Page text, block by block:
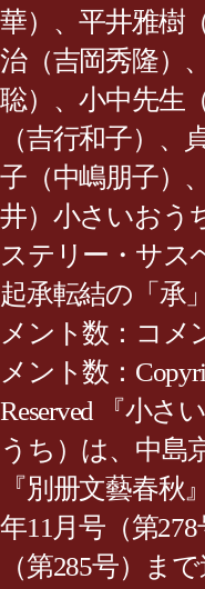
華）、平井雅樹
治（吉岡秀隆）
聡）、小中先生
（吉行和子）、
子（中嶋朋子）
井）小さいおう
ステリー・サス
起承転結の「承
メント数：コメ
メント数：
Reserved 『小さ
うち）は、中島
『別册文藝春秋
年11月号（第
（第285号）ま